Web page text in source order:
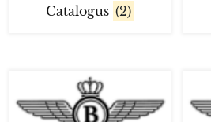
Catalogus (2)